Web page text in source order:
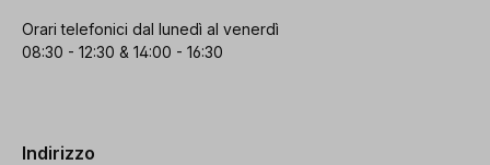
Orari telefonici dal lunedì al venerdì
08:30 - 12:30 & 14:00 - 16:30
Indirizzo